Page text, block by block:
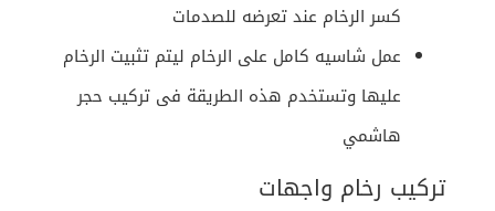
كسر الرخام عند تعرضه للصدمات
عمل شاسيه كامل على الرخام ليتم تثبيت الرخام
عليها وتستخدم هذه الطريقة فى تركيب حجر
هاشمي
تركيب رخام واجهات